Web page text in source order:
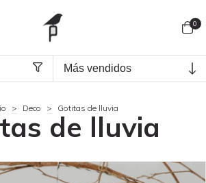
0
> Deco > Gotitas de lluvia
de lluvia